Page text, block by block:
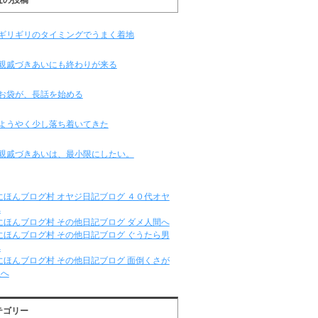
リギリのタイミングでうまく着地
戚づきあいにも終わりが来る
袋が、長話を始める
うやく少し落ち着いてきた
戚づきあいは、最小限にしたい。
ゴリー